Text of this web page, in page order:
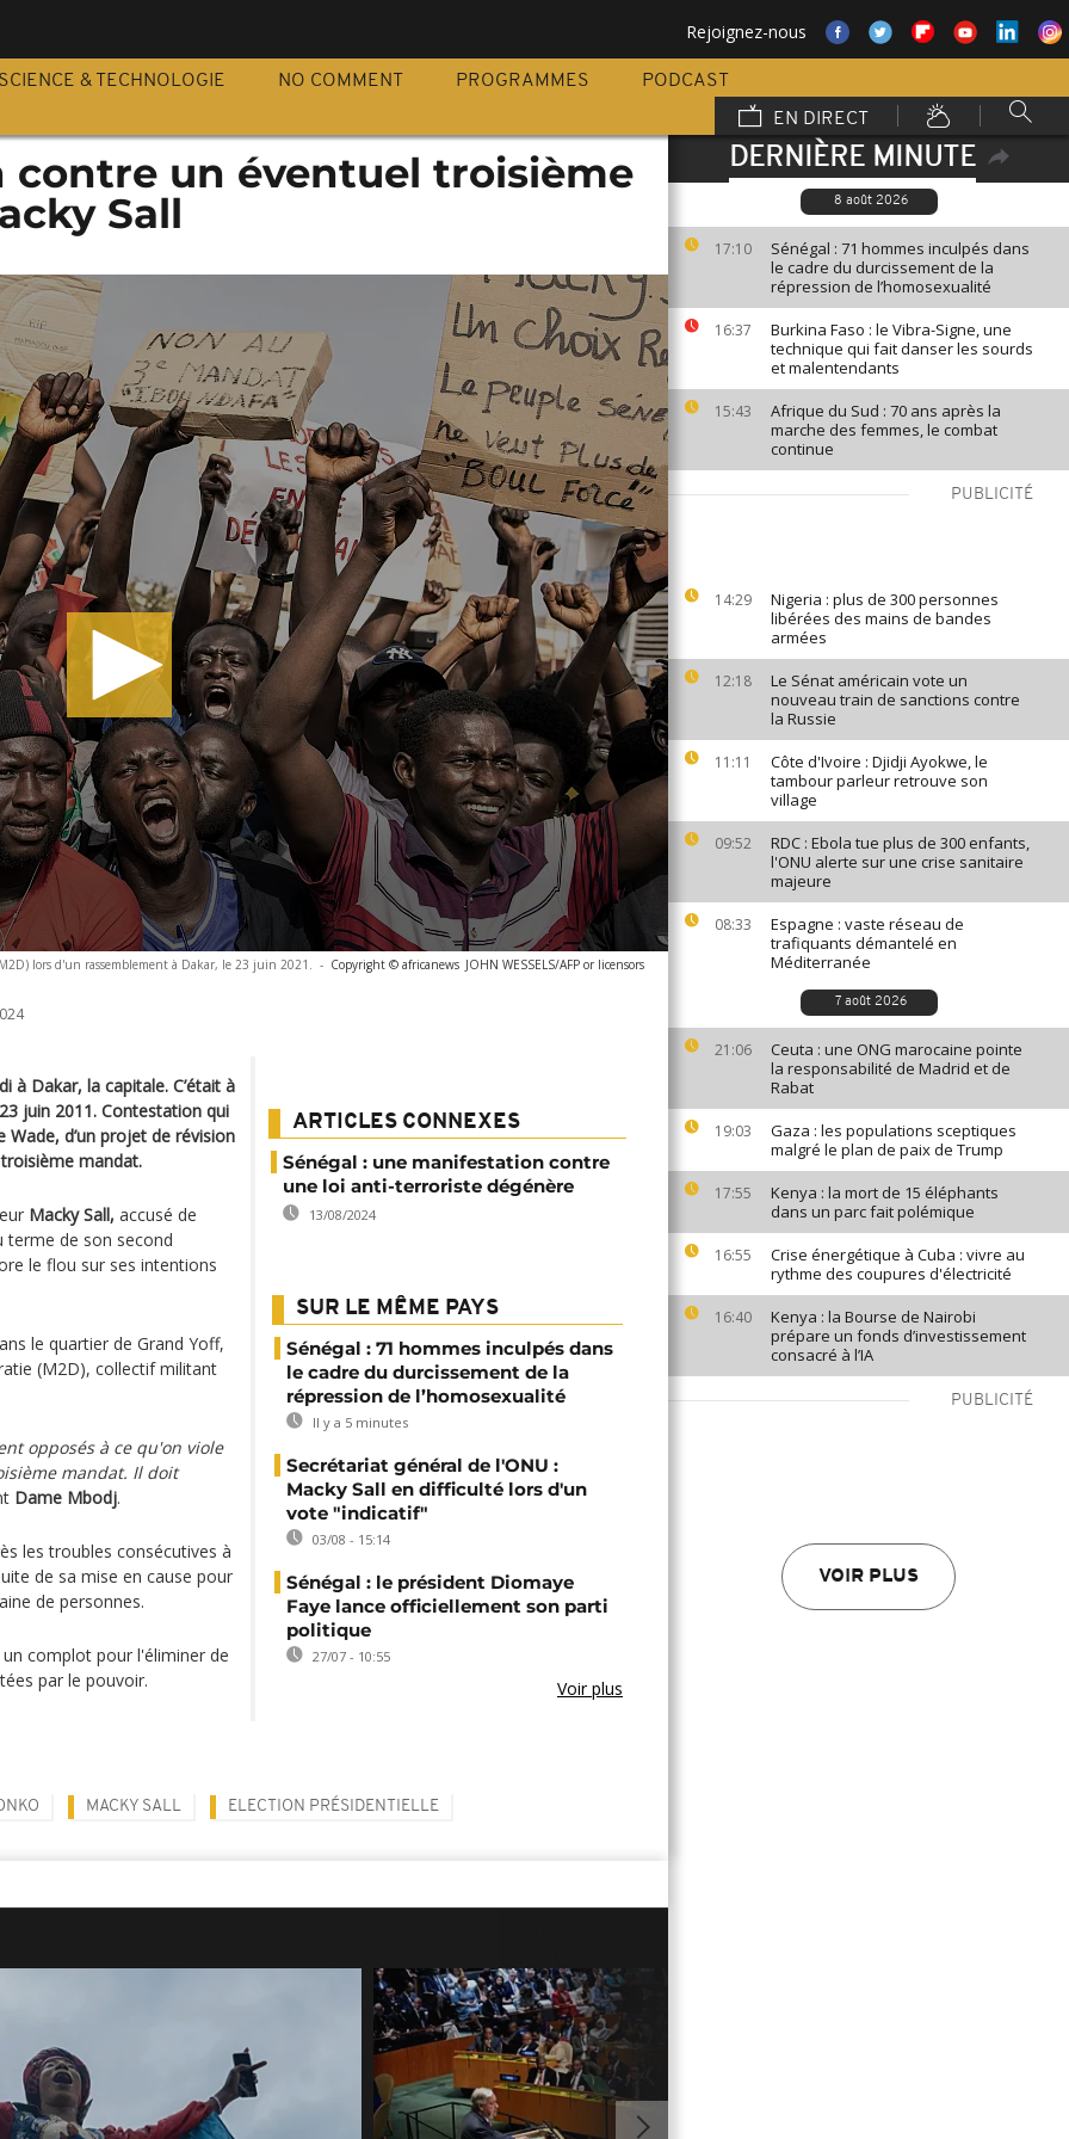
Rejoignez-nous
SCIENCE & TECHNOLOGIE NO COMMENT PROGRAMMES
PODCAST
EN DIRECT
DERNIÈRE MINUTE
8 août 2026
17:10
Sénégal : 71 hommes inculpés dans
le cadre du durcissement de la
répression de l’homosexualité
16:37
Burkina Faso : le Vibra-Signe, une
technique qui fait danser les sourds
et malentendants
15:43
Afrique du Sud : 70 ans après la
marche des femmes, le combat
continue
PUBLICITÉ
14:29
Nigeria : plus de 300 personnes
libérées des mains de bandes
armées
12:18
Le Sénat américain vote un
nouveau train de sanctions contre
la Russie
11:11
Côte d'Ivoire : Djidji Ayokwe, le
tambour parleur retrouve son
village
09:52
RDC : Ebola tue plus de 300 enfants,
l'ONU alerte sur une crise sanitaire
majeure
08:33
Espagne : vaste réseau de
trafiquants démantelé en
Méditerranée
7 août 2026
21:06
Ceuta : une ONG marocaine pointe
la responsabilité de Madrid et de
Rabat
19:03
Gaza : les populations sceptiques
malgré le plan de paix de Trump
17:55
Kenya : la mort de 15 éléphants
dans un parc fait polémique
16:55
Crise énergétique à Cuba : vivre au
rythme des coupures d'électricité
16:40
Kenya : la Bourse de Nairobi
prépare un fonds d’investissement
consacré à l’IA
PUBLICITÉ
VOIR PLUS
contre un éventuel troisième
Sall
lors d'un rassemblement à Dakar, le 23 juin 2021. - Copyright © africanews JOHN WESSELS/AFP or licensors
à Dakar, la capitale. C’était à
juin 2011. Contestation qui
Wade, d’un projet de révision
mandat.
Macky Sall, accusé de
terme de son second
le flou sur ses intentions
le quartier de Grand Yoff,
(M2D), collectif militant
opposés à ce qu'on viole
mandat. Il doit
Dame Mbodj.
les troubles consécutives à
de sa mise en cause pour
de personnes.
un complot pour l'éliminer de
par le pouvoir.
ARTICLES CONNEXES
Sénégal : une manifestation contre
une loi anti-terroriste dégénère
13/08/2024
SUR LE MÊME PAYS
Sénégal : 71 hommes inculpés dans
le cadre du durcissement de la
répression de l’homosexualité
Il y a 5 minutes
Secrétariat général de l'ONU :
Macky Sall en difficulté lors d'un
vote "indicatif"
03/08 - 15:14
Sénégal : le président Diomaye
Faye lance officiellement son parti
politique
27/07 - 10:55
Voir plus
MACKY SALL ELECTION PRÉSIDENTIELLE